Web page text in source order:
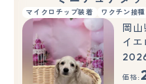
マイクロチップ装着 ワクチン接種
岡山
イエ
価格: